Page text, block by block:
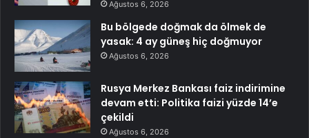
Ağustos 6, 2026
Bu bölgede doğmak da ölmek de
yasak: 4 ay güneş hiç doğmuyor
Ağustos 6, 2026
Rusya Merkez Bankası faiz indirimine
devam etti: Politika faizi yüzde 14’e
çekildi
Ağustos 6, 2026